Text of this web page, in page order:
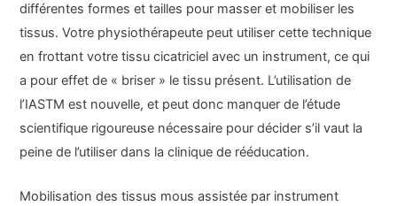
différentes formes et tailles pour masser et mobiliser les
tissus. Votre physiothérapeute peut utiliser cette technique
en frottant votre tissu cicatriciel avec un instrument, ce qui
a pour effet de « briser » le tissu présent. L’utilisation de
l’IASTM est nouvelle, et peut donc manquer de l’étude
scientifique rigoureuse nécessaire pour décider s’il vaut la
peine de l’utiliser dans la clinique de rééducation.
Mobilisation des tissus mous assistée par instrument